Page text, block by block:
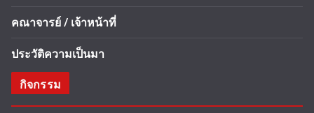
คณาจารย์ / เจ้าหน้าที่
ประวัติความเป็นมา
กิจกรรม